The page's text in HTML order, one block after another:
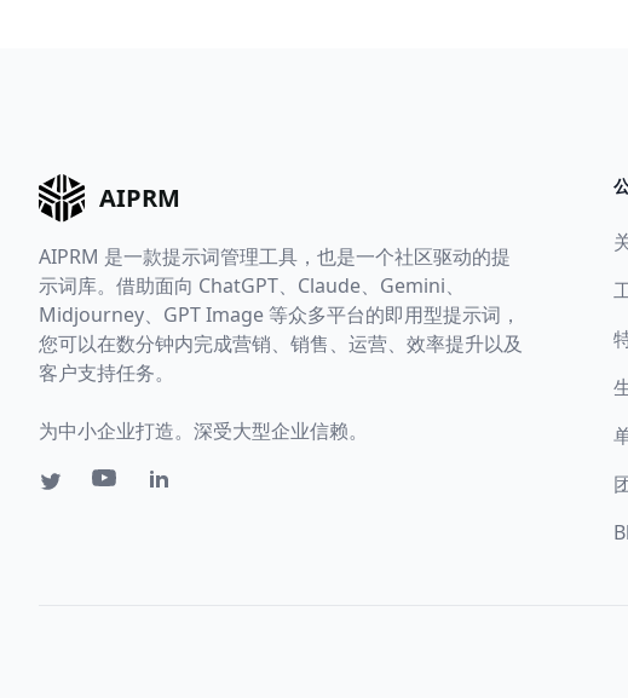
AIPRM
AIPRM 是一款提示词管理工具，也是一个社区驱动的提
示词库。借助面向 ChatGPT、Claude、Gemini、
Midjourney、GPT Image 等众多平台的即用型提示词，
您可以在数分钟内完成营销、销售、运营、效率提升以及
客户支持任务。
为中小企业打造。深受大型企业信赖。